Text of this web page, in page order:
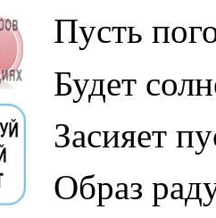
Пусть
Будет
Засияет
Образ